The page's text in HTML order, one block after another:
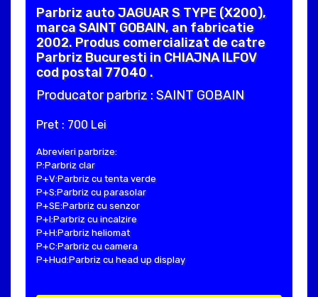
Parbriz auto JAGUAR S TYPE (X200),
marca SAINT GOBAIN, an fabricatie
2002. Produs comercializat de catre
Parbriz Bucuresti in CHIAJNA ILFOV
cod postal 77040 .
Producator parbriz : SAINT GOBAIN
Pret : 700 Lei
Abrevieri parbrize:
P:Parbriz clar
P+V:Parbriz cu tenta verde
P+S:Parbriz cu parasolar
P+SE:Parbriz cu senzor
P+I:Parbriz cu incalzire
P+H:Parbriz heliomat
P+C:Parbriz cu camera
P+Hud:Parbriz cu head up display